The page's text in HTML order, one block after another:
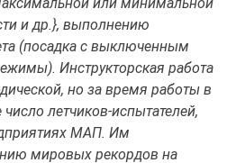
или минимальной
и др.}, выполнению
(посадка с выключенным
Инструкторская работа
но за время работы в
летчиков-испытателей,
МАП. Им
мировых рекордов на